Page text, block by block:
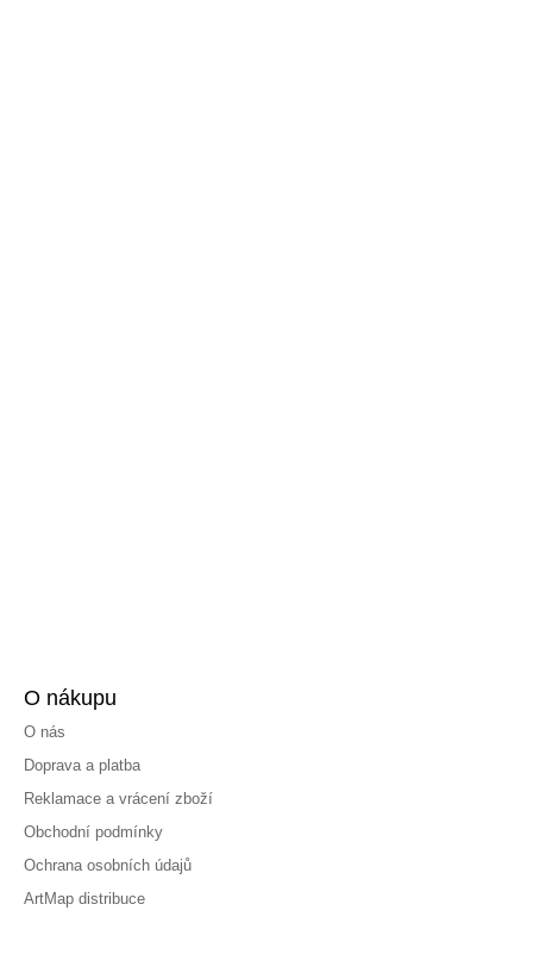
O nákupu
O nás
Doprava a platba
Reklamace a vrácení zboží
Obchodní podmínky
Ochrana osobních údajů
ArtMap distribuce